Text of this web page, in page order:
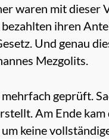
waren mit dieser
ihren
Und genau
Mezgolits.
geprüft.
Am Ende
keine